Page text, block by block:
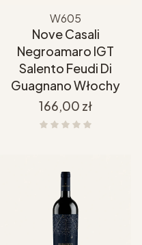
W605
Nove Casali
Negroamaro IGT
Salento Feudi Di
Guagnano Włochy
Cena
166,00 zł